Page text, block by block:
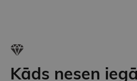
Kāds nesen